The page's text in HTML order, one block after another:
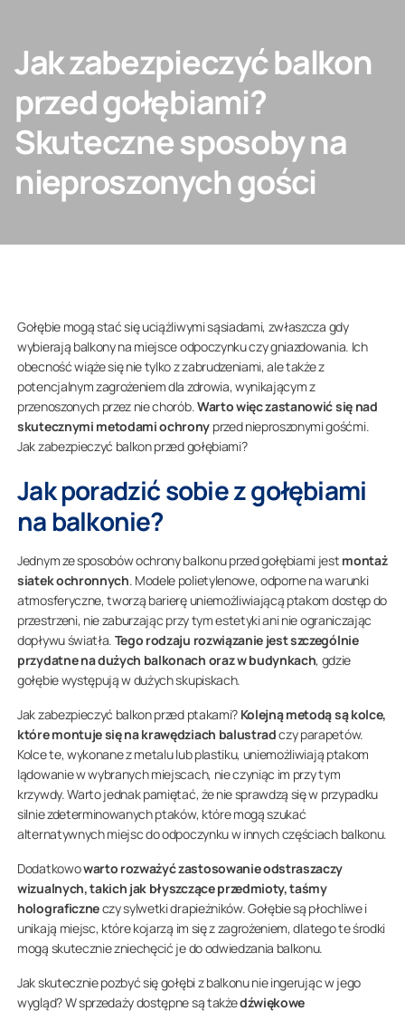
Architekt/deweloper
Firma
Jak zabezpieczyć balkon
przed gołębiami?
Skuteczne sposoby na
nieproszonych gości
Gołębie mogą stać się uciążliwymi sąsiadami, zwłaszcza gdy
wybierają balkony na miejsce odpoczynku czy gniazdowania. Ich
obecność wiąże się nie tylko z zabrudzeniami, ale także z
potencjalnym zagrożeniem dla zdrowia, wynikającym z
przenoszonych przez nie chorób.Warto więc zastanowić się nad
skutecznymi metodami ochrony przed nieproszonymi gośćmi.
Jak zabezpieczyć balkon przed gołębiami?
Jak poradzić sobie z gołębiami
na balkonie?
Jednym ze sposobów ochrony balkonu przed gołębiami jest montaż
siatek ochronnych. Modele polietylenowe, odporne na warunki
atmosferyczne, tworzą barierę uniemożliwiającą ptakom dostęp do
przestrzeni, nie zaburzając przy tym estetyki ani nie ograniczając
dopływu światła. Tego rodzaju rozwiązanie jest szczególnie
przydatne na dużych balkonach oraz w budynkach, gdzie
gołębie występują w dużych skupiskach.
Jak zabezpieczyć balkon przed ptakami? Kolejną metodą są kolce,
które montuje się na krawędziach balustradczy parapetów.
Kolce te, wykonane z metalu lub plastiku, uniemożliwiają ptakom
lądowanie w wybranych miejscach, nie czyniąc im przy tym
krzywdy. Warto jednak pamiętać, że nie sprawdzą się w przypadku
silnie zdeterminowanych ptaków, które mogą szukać
alternatywnych miejsc do odpoczynku w innych częściach balkonu.
Dodatkowowarto rozważyć zastosowanie odstraszaczy
wizualnych, takich jak błyszczące przedmioty, taśmy
holograficzneczy sylwetki drapieżników. Gołębie są płochliwe i
unikają miejsc, które kojarzą im się z zagrożeniem, dlatego te środki
mogą skutecznie zniechęcić je do odwiedzania balkonu.
Jak skutecznie pozbyć się gołębi z balkonu nie ingerując w jego
wygląd? W sprzedaży dostępne są takżedźwiękowe